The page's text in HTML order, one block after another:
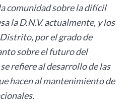
comunidad sobre la difícil
la D.N.V. actualmente, y los
por el grado de
sobre el futuro del
refiere al desarrollo de las
hacen al mantenimiento de